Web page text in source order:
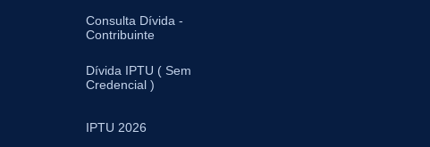
Consulta Dívida -
Contribuinte
Dívida IPTU ( Sem
Credencial )
IPTU 2026